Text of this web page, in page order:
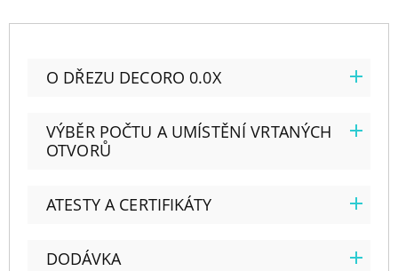
O DŘEZU DECORO 0.0X
VÝBĚR POČTU A UMÍSTĚNÍ VRTANÝCH
OTVORŮ
ATESTY A CERTIFIKÁTY
DODÁVKA